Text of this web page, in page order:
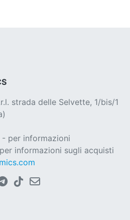
strada delle Selvette, 1/bis/1
- per informazioni
informazioni sugli acquisti